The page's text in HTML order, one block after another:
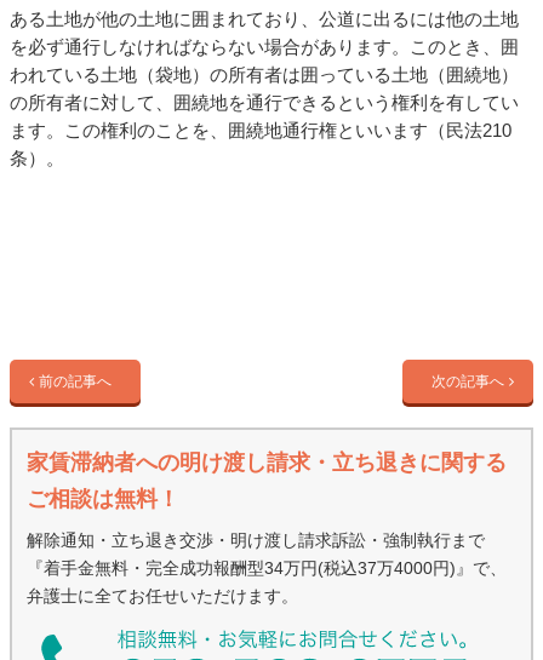
ある土地が他の土地に囲まれており、公道に出るには他の土地
を必ず通行しなければならない場合があります。このとき、囲
われている土地（袋地）の所有者は囲っている土地（囲繞地）
の所有者に対して、囲繞地を通行できるという権利を有してい
ます。この権利のことを、囲繞地通行権といいます（民法210
条）。
前の記事へ 次の記事へ
家賃滞納者への明け渡し請求・立ち退きに関する
ご相談は無料！
解除通知・立ち退き交渉・明け渡し請求訴訟・強制執行まで
『着手金無料・完全成功報酬型34万円(税込37万4000円)』で、
弁護士に全てお任せいただけます。